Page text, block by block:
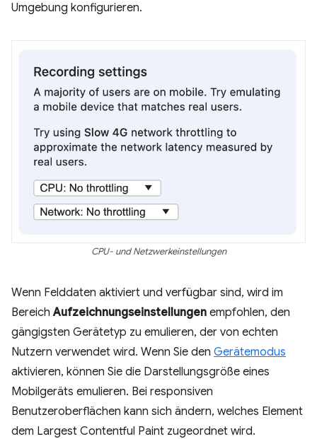
Umgebung konfigurieren.
CPU- und Netzwerkeinstellungen
Wenn Felddaten aktiviert und verfügbar sind, wird im
BereichAufzeichnungseinstellungen empfohlen, den
gängigsten Gerätetyp zu emulieren, der von echten
Nutzern verwendet wird. Wenn Sie den Gerätemodus
aktivieren, können Sie die Darstellungsgröße eines
Mobilgeräts emulieren. Bei responsiven
Benutzeroberflächen kann sich ändern, welches Element
dem Largest Contentful Paint zugeordnet wird.